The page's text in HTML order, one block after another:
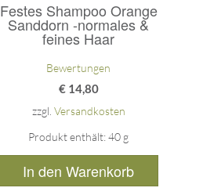
Festes Shampoo Orange
Sanddorn -normales &
feines Haar
Bewertungen
€14,80
zzgl. Versandkosten
Produkt enthält: 40 g
In den Warenkorb